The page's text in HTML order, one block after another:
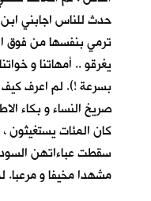
حدث للناس اجابني ابن
ترمي بنفسها من فوق
يغرقو .. أمهاتنا و
بسرعة !). لم اعرف
صريخ النساء و بكاء
كان المئات يستغيثون
سقطت عباءاتهن
مشهدا مخيفا و مرعبا.